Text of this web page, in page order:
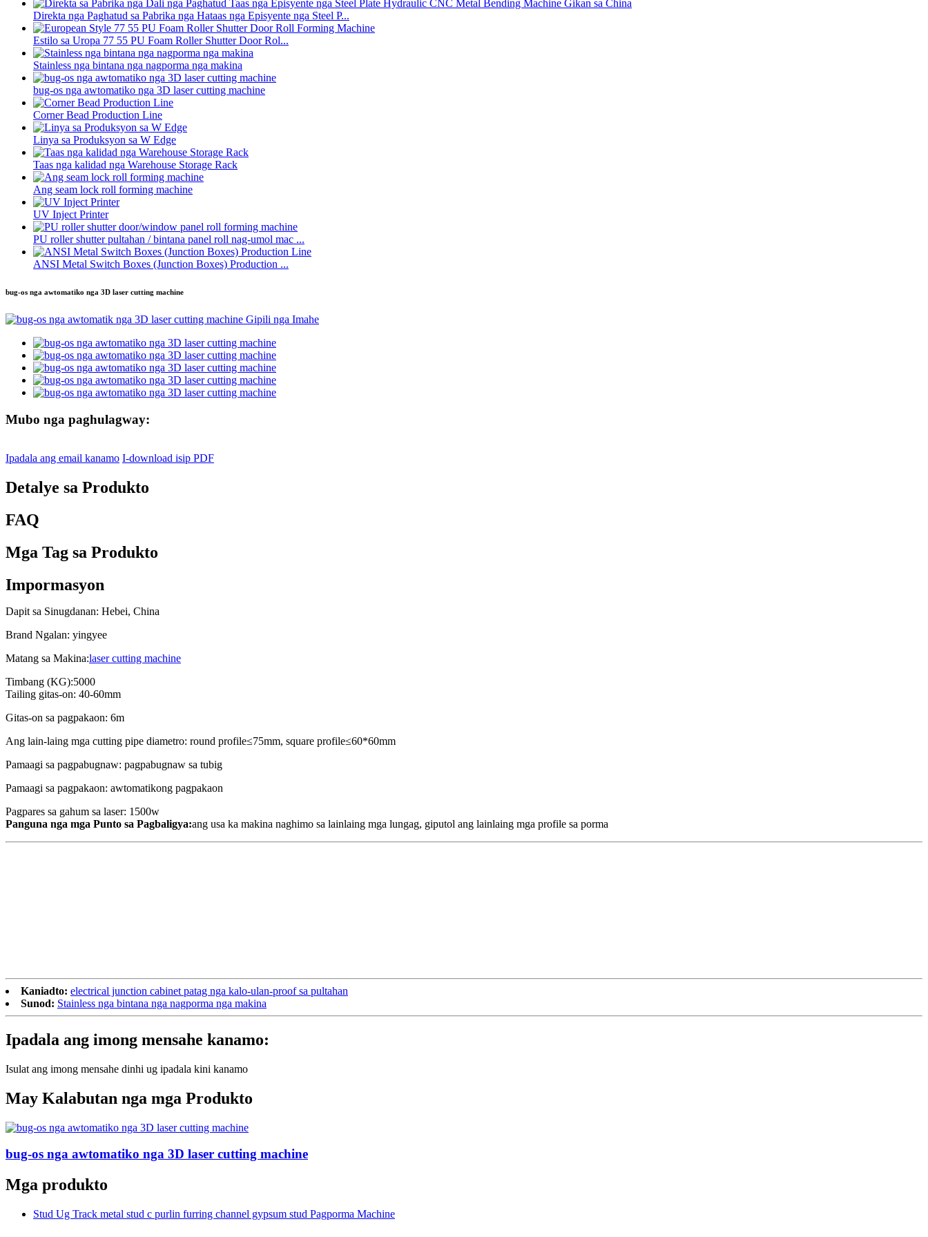
Direkta nga Paghatud sa Pabrika nga Hataas nga Episyente nga Steel P...
Estilo sa Uropa 77 55 PU Foam Roller Shutter Door Rol...
Stainless nga bintana nga nagporma nga makina
bug-os nga awtomatiko nga 3D laser cutting machine
Corner Bead Production Line
Linya sa Produksyon sa W Edge
Taas nga kalidad nga Warehouse Storage Rack
Ang seam lock roll forming machine
UV Inject Printer
PU roller shutter pultahan / bintana panel roll nag-umol mac ...
ANSI Metal Switch Boxes (Junction Boxes) Production ...
bug-os nga awtomatiko nga 3D laser cutting machine
Mubo nga paghulagway:
Ipadala ang email kanamo I-download isip PDF
Detalye sa Produkto
FAQ
Mga Tag sa Produkto
Impormasyon
Dapit sa Sinugdanan: Hebei, China
Brand Ngalan: yingyee
Matang sa Makina:laser cutting machine
Timbang (KG):5000
Tailing gitas-on: 40-60mm
Gitas-on sa pagpakaon: 6m
Ang lain-laing mga cutting pipe diametro: round profile≤75mm, square profile≤60*60mm
Pamaagi sa pagpabugnaw: pagpabugnaw sa tubig
Pamaagi sa pagpakaon: awtomatikong pagpakaon
Pagpares sa gahum sa laser: 1500w
Panguna nga mga Punto sa Pagbaligya:ang usa ka makina naghimo sa lainlaing mga lungag, giputol ang lainlaing mga profile sa porma
Kaniadto: electrical junction cabinet patag nga kalo-ulan-proof sa pultahan
Sunod: Stainless nga bintana nga nagporma nga makina
Ipadala ang imong mensahe kanamo:
Isulat ang imong mensahe dinhi ug ipadala kini kanamo
May Kalabutan nga mga Produkto
bug-os nga awtomatiko nga 3D laser cutting machine
Mga produkto
Stud Ug Track metal stud c purlin furring channel gypsum stud Pagporma Machine